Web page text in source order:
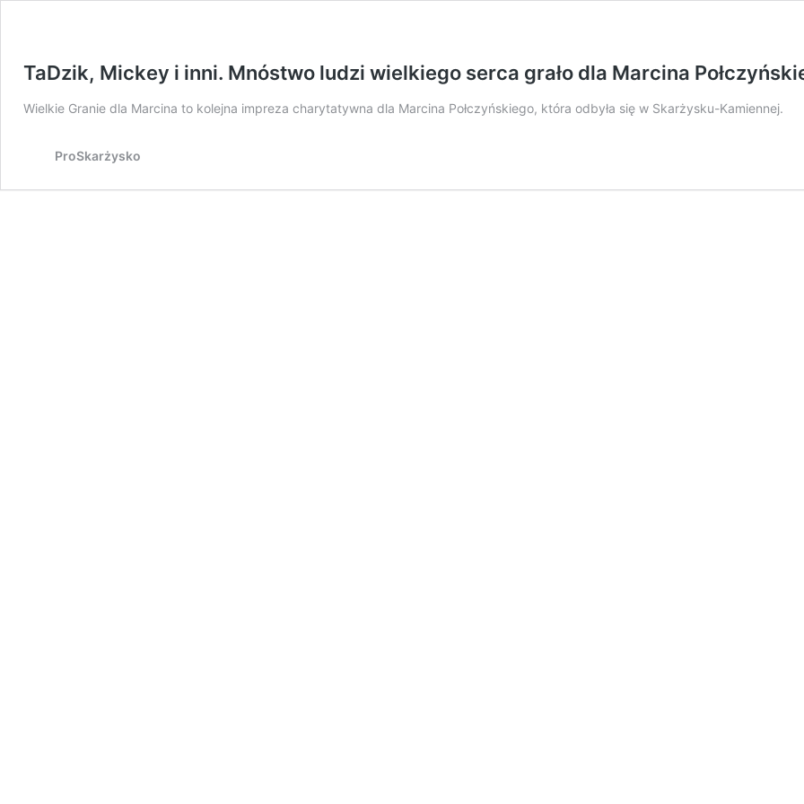
TaDzik, Mickey i inni. Mnóstwo ludzi wielkiego serca grało dla Marcina
Wielkie Granie dla Marcina to kolejna impreza charytatywna dla Marcina Połczyńskiego, która odbyła się w Skarżysku-Kamiennej.
ProSkarżysko